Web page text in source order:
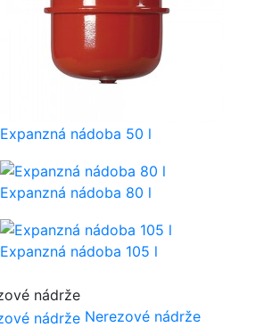
Expanzná nádoba 50 l
Expanzná nádoba 80 l
Expanzná nádoba 105 l
Nerezové nádrže